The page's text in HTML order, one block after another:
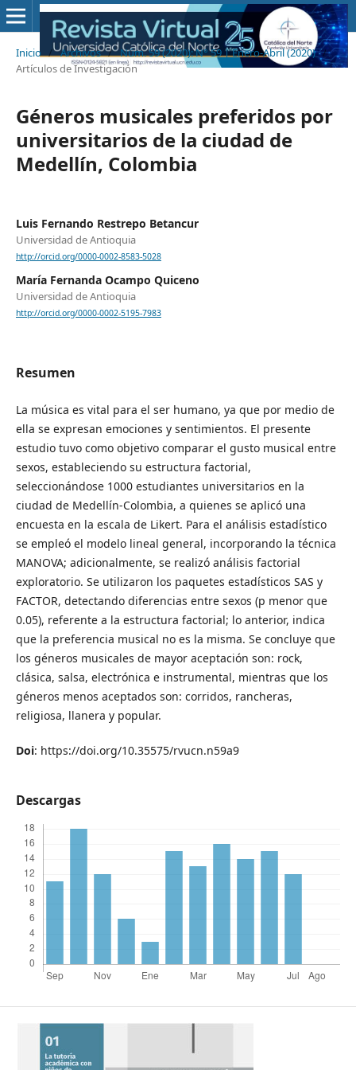
Inicio / Archivos / Núm. 59 (2020): N° 59 | Enero-Abril (2020) /
Artículos de Investigación
Géneros musicales preferidos por
universitarios de la ciudad de
Medellín, Colombia
Luis Fernando Restrepo Betancur
Universidad de Antioquia
http://orcid.org/0000-0002-8583-5028
María Fernanda Ocampo Quiceno
Universidad de Antioquia
http://orcid.org/0000-0002-5195-7983
Resumen
La música es vital para el ser humano, ya que por medio de
ella se expresan emociones y sentimientos. El presente
estudio tuvo como objetivo comparar el gusto musical entre
sexos, estableciendo su estructura factorial,
seleccionándose 1000 estudiantes universitarios en la
ciudad de Medellín-Colombia, a quienes se aplicó una
encuesta en la escala de Likert. Para el análisis estadístico
se empleó el modelo lineal general, incorporando la técnica
MANOVA; adicionalmente, se realizó análisis factorial
exploratorio. Se utilizaron los paquetes estadísticos SAS y
FACTOR, detectando diferencias entre sexos (p menor que
0.05), referente a la estructura factorial; lo anterior, indica
que la preferencia musical no es la misma. Se concluye que
los géneros musicales de mayor aceptación son: rock,
clásica, salsa, electrónica e instrumental, mientras que los
géneros menos aceptados son: corridos, rancheras,
religiosa, llanera y popular.
Doi: https://doi.org/10.35575/rvucn.n59a9
Descargas